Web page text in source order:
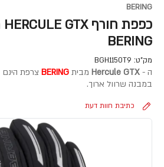
BERING
BERING
מק"ט: BGH1150T9
ה - Hercule GTX מבית BERING צרפת הינם
במבנה שרוול ארוך.
כתיבת חוות דעת